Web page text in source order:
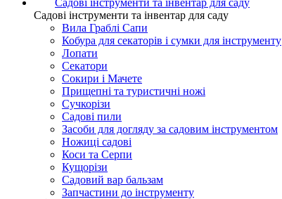
Садові інструменти та інвентар для саду
Садові інструменти та інвентар для саду
Вила Граблі Сапи
Кобура для секаторів і сумки для інструменту
Лопати
Секатори
Сокири і Мачете
Прищепні та туристичні ножі
Сучкорізи
Садові пили
Засоби для догляду за садовим інструментом
Ножиці садові
Коси та Серпи
Кущорізи
Садовий вар бальзам
Запчастини до інструменту